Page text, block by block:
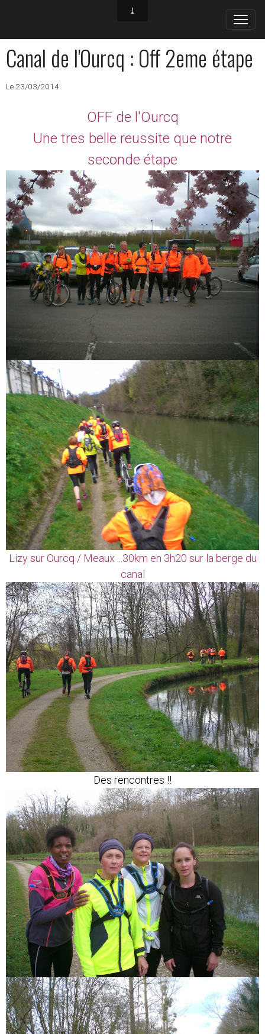
Canal de l'Ourcq : Off 2eme étape
Le 23/03/2014
OFF de l'Ourcq
Une tres belle reussite que notre
seconde étape
Lizy sur Ourcq / Meaux ...30km en 3h20 sur la berge du
canal
Des rencontres !!